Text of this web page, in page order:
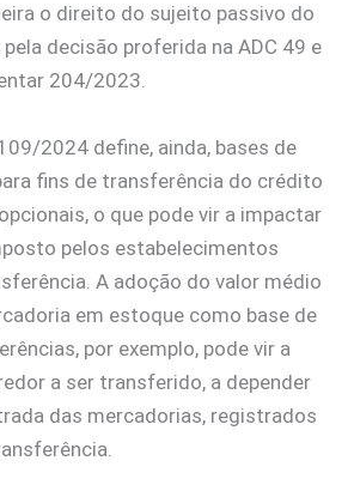
o direito do sujeito passivo do
pela decisão proferida na ADC 49 e
204/2023.
2024 define, ainda, bases de
fins de transferência do crédito
o que pode vir a impactar
pelos estabelecimentos
A adoção do valor médio
em estoque como base de
por exemplo, pode vir a
a ser transferido, a depender
das mercadorias, registrados